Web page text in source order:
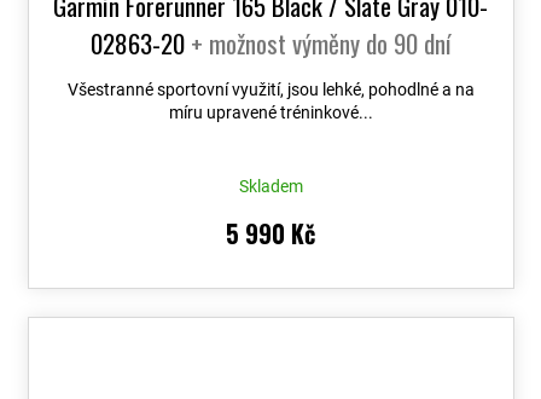
02863-20+ možnost výměny do 90 dní
Všestranné sportovní využití, jsou lehké, pohodlné a na
míru upravené tréninkové...
Skladem
5 990 Kč